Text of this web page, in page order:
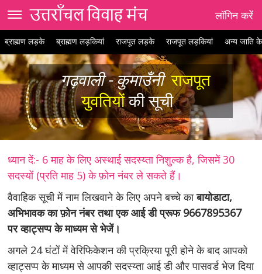
लॉगिन करें
ब्राह्मण लड़के ब्राह्मण लड़कियां राजपूत लड़के राजपूत लड़कियां अन्य जाति
गढ़वाली - कुमाउँनीराजपूत
युवतियोंकी सूची
ध्यान दें:- 6 माह के लिए अस्थाई सदस्य्ता निशुल्क है, जिसमें 30
सदस्यों (प्रति माह 5) के फ़ोन नंबर ले सकते हैं।
वैवाहिक सूची में नाम लिखवाने के लिए अपने बच्चे काबायोडाटा,
अभिभावक का फ़ोन नंबर तथा एक आई डी प्रूफ 9667895367
पर व्हाट्सप्प के माध्यम से भेजें।
अगले 24 घंटों में वेरिफिकेशन की प्रक्रिया पूरी होने के बाद आपको
व्हाट्सप्प के माध्यम से आपकी सदस्य्ता आई डी और पासवर्ड भेज दिया